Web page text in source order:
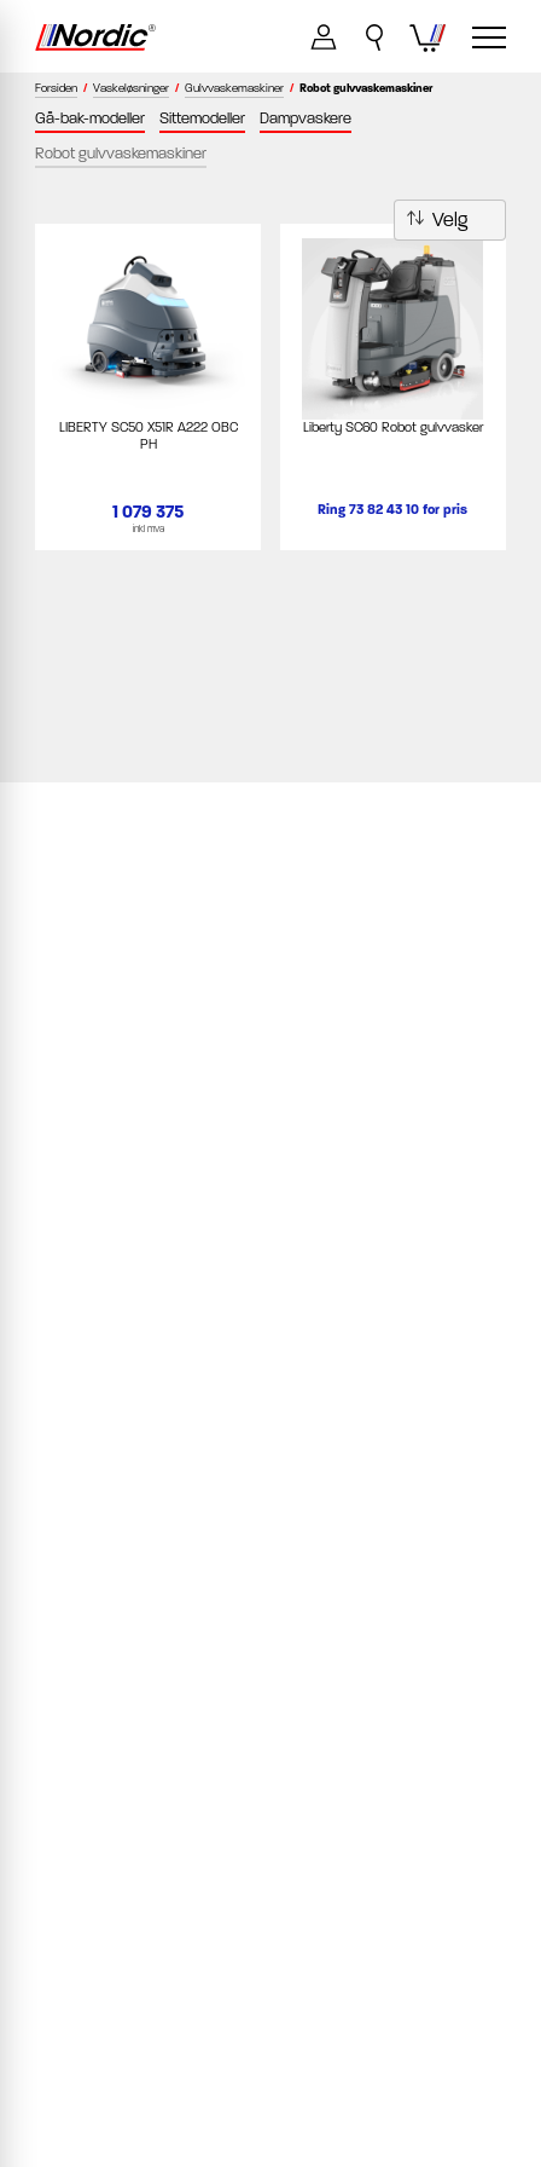
Forsiden / Vaskeløsninger / Gulvvaskemaskiner / Robot gulvvaskemaskiner
Gå-bak-modeller Sittemodeller
Dampvaskere
Robot gulvvaskemaskiner
LIBERTY SC50 X51R A222 OBC
PH
1 079 375
inkl mva
Liberty SC60 Robot gulvvasker
Ring 73 82 43 10 for pris